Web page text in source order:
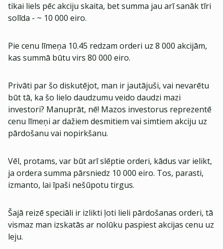
tikai liels pēc akciju skaita, bet summa jau arī sanāk tīri
solīda - ~ 10 000 eiro.
Pie cenu līmeņa 10.45 redzam orderi uz 8 000 akcijām,
kas summā būtu virs 80 000 eiro.
Privāti par šo diskutējot, man ir jautājuši, vai nevarētu
būt tā, ka šo lielo daudzumu veido daudzi mazi
investori? Manuprāt, nē! Mazos investorus reprezentē
cenu līmeņi ar dažiem desmitiem vai simtiem akciju uz
pārdošanu vai nopirkšanu.
Vēl, protams, var būt arī slēptie orderi, kādus var ielikt,
ja ordera summa pārsniedz 10 000 eiro. Tos, parasti,
izmanto, lai īpaši nešūpotu tirgus.
Šajā reizē speciāli ir izlikti ļoti lieli pārdošanas orderi, tā
vismaz man izskatās ar nolūku paspiest akcijas cenu uz
leju.